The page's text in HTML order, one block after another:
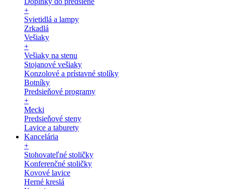
+
Svietidlá a lampy
Zrkadlá
Vešiaky
+
Vešiaky na stenu
Stojanové vešiaky
Konzolové a prístavné stolíky
Botníky
Predsieňové programy
+
Mecki
Predsieňové steny
Lavice a taburety
Kancelária
+
Stohovateľné stoličky
Konferenčné stoličky
Kovové lavice
Herné kreslá